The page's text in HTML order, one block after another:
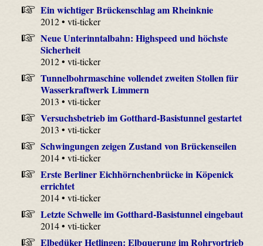
Ein wichtiger Brückenschlag am Rheinknie
2012 • vti-ticker
Neue Unterinntalbahn: Highspeed und höchste
Sicherheit
2012 • vti-ticker
Tunnelbohrmaschine vollendet zweiten Stollen für
Wasserkraftwerk Limmern
2013 • vti-ticker
Versuchsbetrieb im Gotthard-Basistunnel gestartet
2013 • vti-ticker
Schwingungen zeigen Zustand von Brückenseilen
2014 • vti-ticker
Erste Berliner Eichhörnchenbrücke in Köpenick
errichtet
2014 • vti-ticker
Letzte Schwelle im Gotthard-Basistunnel eingebaut
2014 • vti-ticker
Elbedüker Hetlingen: Elbquerung im Rohrvortrieb